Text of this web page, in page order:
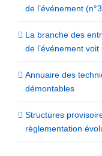
de l’événement
La branche des
de l’événement voit
Annuaire des
démontables
Structures
règlementation